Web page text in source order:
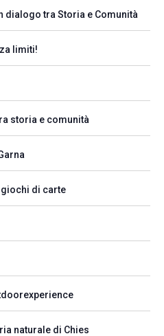
dialogo tra Storia e Comunità
limiti!
storia e comunità
di carte
naturale di Chies